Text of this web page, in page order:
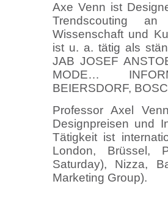
Axe Venn ist
Trendscouting
Wissenschaft und
ist u. a. tätig als
JAB JOSEF
MODE…
BEIERSDORF,
Professor Axel
Designpreisen und
Tätigkeit ist
London, Brüssel,
Saturday), Nizza,
Marketing Group).